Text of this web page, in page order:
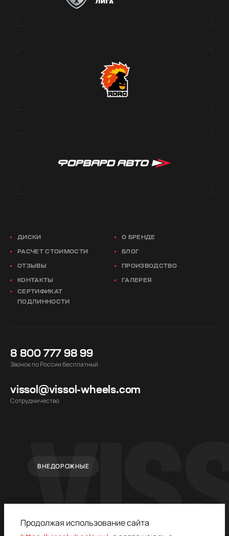
ДИСКИ О БРЕНДЕ
РАСЧЕТ СТОИМОСТИ БЛОГ
ОТЗЫВЫ ПРОИЗВОДСТВО
КОНТАКТЫ
ГАЛЕРЕЯ
СЕРТИФИКАТ
ПОДЛИННОСТИ
8 800 777 98 99
Звонок по России бесплатный
vissol@vissol-wheels.com
Cотрудничество
ВНЕДОРОЖНЫЕ
Продолжая использование сайта